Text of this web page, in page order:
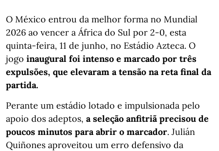
O México entrou da melhor forma no Mundial
2026 ao vencer a África do Sul por 2-0, esta
quinta-feira, 11 de junho, no Estádio Azteca. O
jogo inaugural foi intenso e marcado por três
expulsões, que elevaram a tensão na reta final da
partida.
Perante um estádio lotado e impulsionada pelo
apoio dos adeptos, a seleção anfitriã precisou de
poucos minutos para abrir o marcador. Julián
Quiñones aproveitou um erro defensivo da